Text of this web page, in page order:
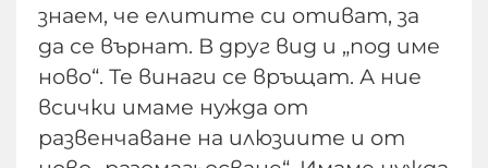
знаем, че елитите си отиват, за
да се върнат. В друг вид и „под име
ново“. Те винаги се връщат. А ние
всички имаме нужда от
развенчаване на илюзиите и от